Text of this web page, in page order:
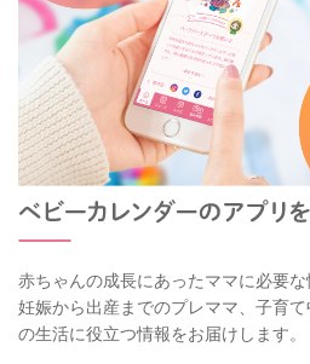
赤ちゃんの成長にあったママに必要な
妊娠から出産までのプレママ、子育
の生活に役立つ情報をお届けします。